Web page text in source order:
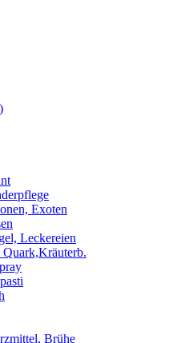
Exoten
Leckereien
Quark,Kräuterb.
Brühe